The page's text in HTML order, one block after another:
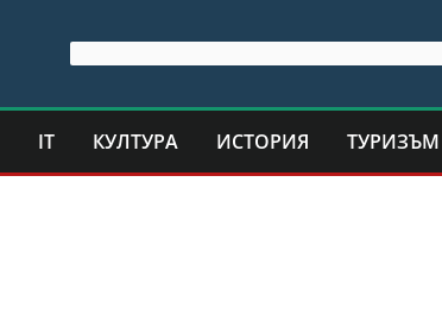
IT КУЛТУРА ИСТОРИЯ ТУРИЗЪМ